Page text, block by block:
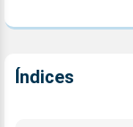
Índices